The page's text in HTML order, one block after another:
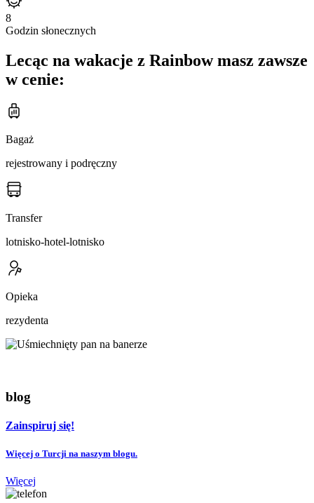
8
Godzin słonecznych
Lecąc na wakacje z Rainbow masz zawsze
w cenie:
Bagaż
rejestrowany i podręczny
Transfer
lotnisko-hotel-lotnisko
Opieka
rezydenta
blog
Zainspiruj się!
Więcej o Turcji na naszym blogu.
Więcej